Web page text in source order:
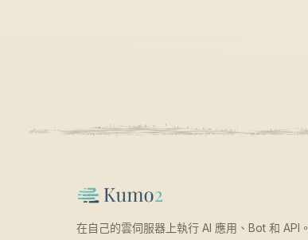
在自己的雲伺服器上執行 AI 應用、Bot 和 API。